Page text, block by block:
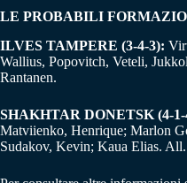
LE PROBABILI
ILVES TAMPERE (3-4-3):
Wallius, Popovitch, Veteli,
Rantanen.
SHAKHTAR DONETSK (4-1-
Matviienko, Henrique; Marlon
Sudakov, Kevin; Kaua Elias.